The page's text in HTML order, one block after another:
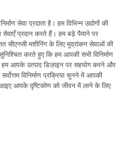
सेवा प्रदाता है। हम विभिन्न उद्योगों की
सेवाएँ प्रदान करते हैं। हम बड़े पैमाने पर
सीएनसी मशीनिंग के लिए मुद्रांकन सेवाओं की
करते हुए कि हम आपकी सभी विनिर्माण
आपके उत्पाद डिज़ाइन पर सहयोग करने और
विनिर्माण प्रक्रिया चुनने में आपकी
आपके दृष्टिकोण को जीवन में लाने के लिए